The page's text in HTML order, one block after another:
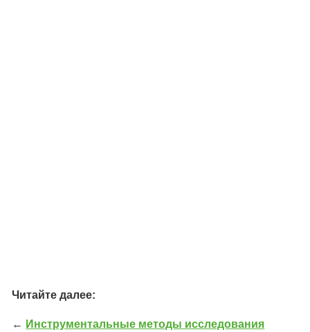
Читайте далее:
← Инструментальные методы исследования